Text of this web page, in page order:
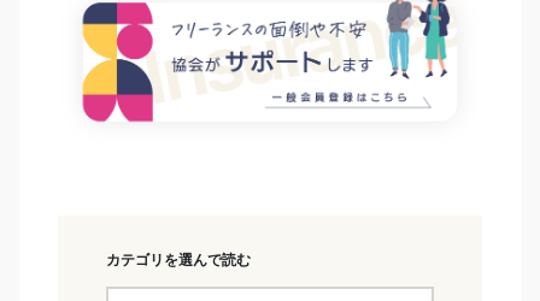
カテゴリを選んで読む